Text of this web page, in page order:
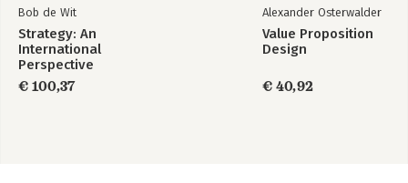
Bob de Wit
Strategy: An
International
Perspective
€ 100,37
Alexander Osterwalder
Value Proposition
Design
€ 40,92